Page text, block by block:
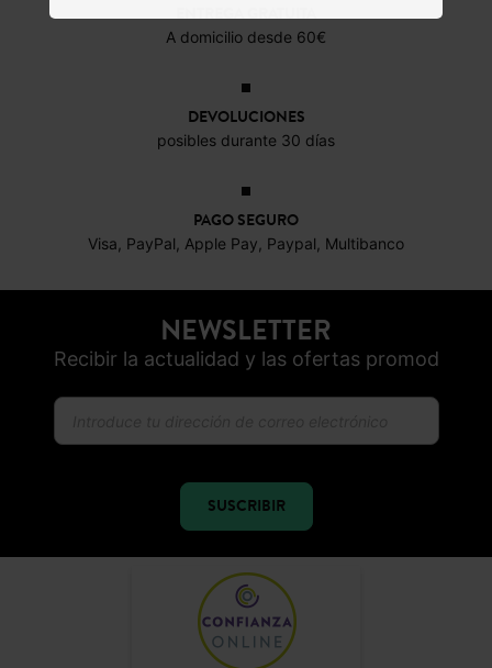
ENTREGA GRATUITA
A domicilio desde 60€
DEVOLUCIONES
posibles durante 30 días
PAGO SEGURO
NEWSLETTER
SUSCRIBIR